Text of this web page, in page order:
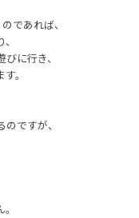
であれば、
に行き、
。
ですが、